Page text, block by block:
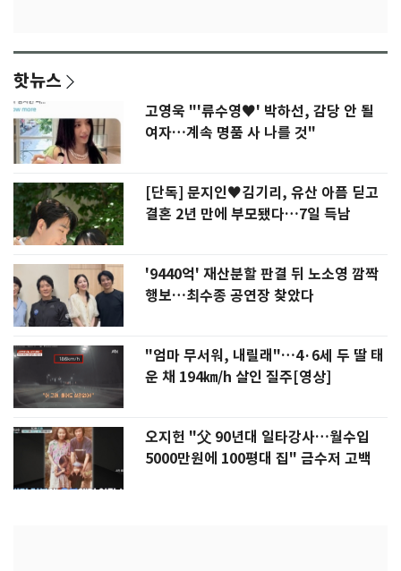
핫뉴스
고영욱 "'류수영♥' 박하선, 감당 안 될
여자…계속 명품 사 나를 것"
[단독] 문지인♥김기리, 유산 아픔 딛고
결혼 2년 만에 부모됐다…7일 득남
'9440억' 재산분할 판결 뒤 노소영 깜짝
행보…최수종 공연장 찾았다
"엄마 무서워, 내릴래"…4·6세 두 딸 태
운 채 194㎞/h 살인 질주[영상]
오지헌 "父 90년대 일타강사…월수입
5000만원에 100평대 집" 금수저 고백